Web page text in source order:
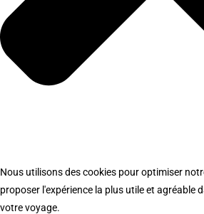
Nous utilisons des cookies pour optimiser
proposer l'expérience la plus utile et agréable
votre voyage.